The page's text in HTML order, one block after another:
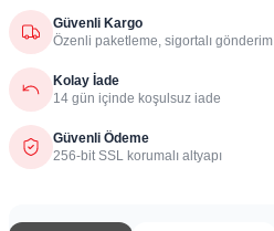
Güvenli Kargo
Özenli paketleme, sigortalı gönderim
Kolay İade
14 gün içinde koşulsuz iade
Güvenli Ödeme
256-bit SSL korumalı altyapı